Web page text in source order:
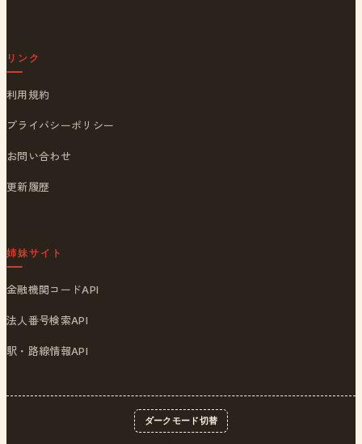
リンク
利用規約
プライバシーポリシー
お問い合わせ
更新履歴
姉妹サイト
金融機関コードAPI
法人番号検索API
駅・路線情報API
ダークモード切替